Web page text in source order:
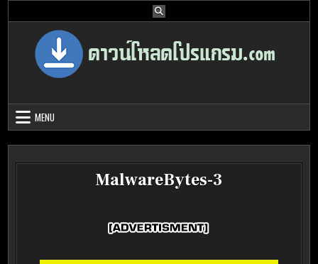
โปรแกรมฟรี
MENU
MalwareBytes-3